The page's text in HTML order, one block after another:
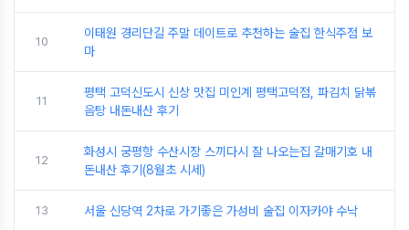
10
이태원 경리단길 주말 데이트로 추천하는 술집 한식주점 보
마
11
평택 고덕신도시 신상 맛집 미인계 평택고덕점, 파김치 닭볶
음탕 내돈내산 후기
12
화성시 궁평항 수산시장 스끼다시 잘 나오는집 갈매기호 내
돈내산 후기(8월초 시세)
13 서울 신당역 2차로 가기좋은 가성비 술집 이자카야 수낙